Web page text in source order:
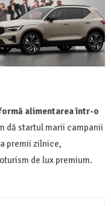
alimentarea într-o
dă startul marii campanii
premii zilnice,
de lux premium.